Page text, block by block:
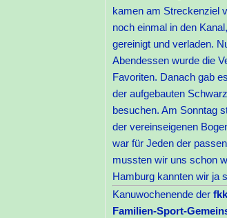
kamen am Streckenziel
noch einmal in den
gereinigt und verladen.
Abendessen wurde die
Favoriten. Danach gab
der aufgebauten
besuchen. Am Sonntag
der vereinseigenen
war für Jeden der
mussten wir uns schon
Hamburg kannten wir ja
Kanuwochenende der
Familien-Sport-